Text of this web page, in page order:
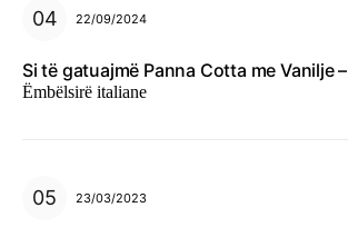
22/09/2024
Si të gatuajmë Panna Cotta me Vanilje –
Ëmbëlsirë italiane
23/03/2023